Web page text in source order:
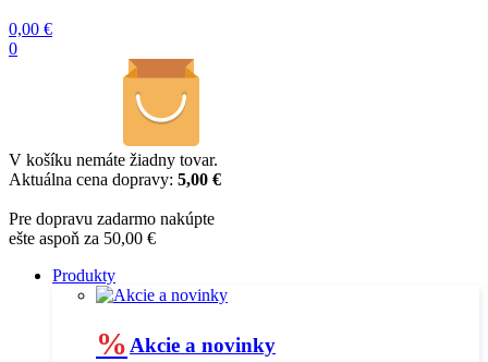
0,00 €
0
V košíku nemáte žiadny tovar.
Aktuálna cena dopravy: 5,00 €
Pre dopravu zadarmo nakúpte
ešte aspoň za 50,00 €
Produkty
% Akcie a novinky